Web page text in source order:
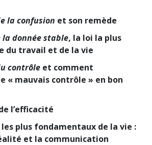
la confusion et son remède
donnée stable, la loi la plus
du travail et de la vie
contrôleet comment
« mauvais contrôle » en bon
l’efficacité
plus fondamentaux de la vie :
et la communication